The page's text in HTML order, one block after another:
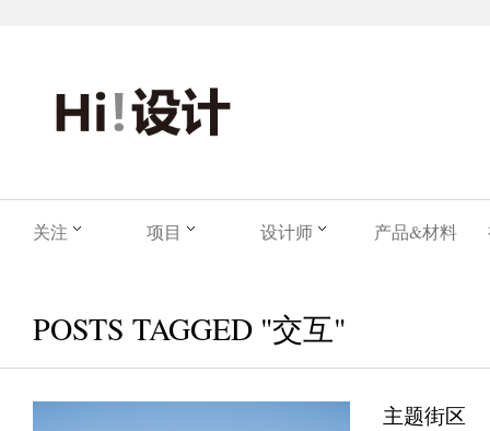
关注 项目 设计师 产品&材料
POSTS TAGGED "交互"
主题街区